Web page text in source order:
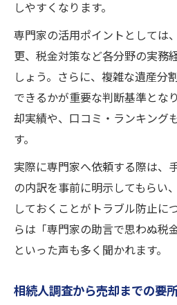
しやすくなります。
専門家の活用ポイントとしては
更、税金対策など各分野の実務
しょう。さらに、複雑な遺産分
できるかが重要な判断基準とな
却実績や、口コミ・ランキング
す。
実際に専門家へ依頼する際は、
の内訳を事前に明示してもらい
しておくことがトラブル防止に
らは「専門家の助言で思わぬ税
といった声も多く聞かれます。
相続人調査から売却までの要